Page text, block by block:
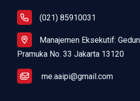
(021) 85910031
Manajemen Eksekutif:
Pramuka No. 33 Jakarta 13120
me.aaipi@gmail.com